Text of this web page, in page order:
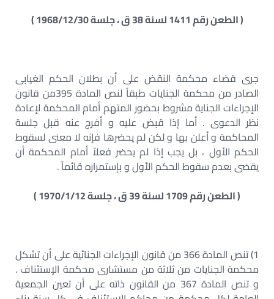
( الطعن رقم 1411 لسنة 38 ق ، جلسة 1968/12/30 )
جرى قضاء محكمة النقض على أن بطلان الحكم الغيابى
الصادر من محكمة الجنايات طبقاً لنص المادة 395من قانون
الإجراءات الجناية مشروط بحضور المتهم أمام المحكمة لإعادة
نظر الدعوى . أما إذا قبض عليه و أفرج عنه قبل جلسة
المحاكمة و أعلن بها و لكن لم يحضرها فإنه لا معنى لسقوط
الحكم الأول ، بل يجب إذا لم يحضر فعلاً أمام المحكمة أن
يقضى بعدم سقوط الحكم الأول و بإستمراره قائماً .
( الطعن رقم 1709 لسنة 39 ق ، جلسة 1970/1/12 )
1) تنص المادة 366 من قانون الإجراءات الجنائية على أن تشكل
محكمة الجنايات من ثلاثة من مستشارى محكمة الإستئناف .
و تنص المادة 367 من القانون ذاته على أن تعين الجمعية